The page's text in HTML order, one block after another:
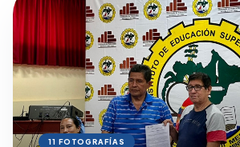
11 FOTOGRAFÍAS